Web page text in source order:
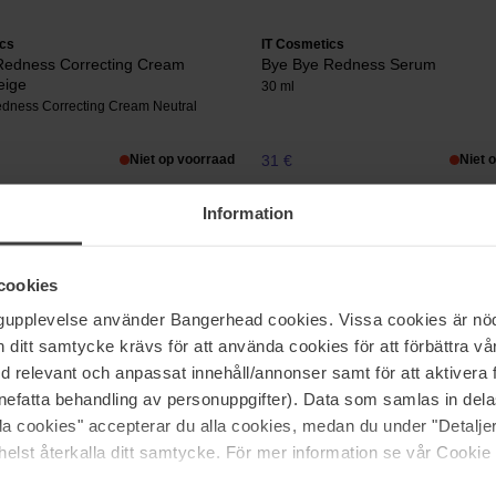
Information
använder Bangerhead cookies. Vissa cookies är
ditt samtycke krävs för att använda cookies för att förbättra
relevant och anpassat innehåll/annonser samt för att aktivera
behandling av personuppgifter). Data som samlas in
cookies" accepterar du alla cookies, medan du under
återkalla ditt samtycke. För mer information se vår
Correcting Cream
Correcting Cream Neutral
Niet op voorraad
IT Cosmetics
Bye Bye Redness Serum
30 ml
31 € Niet
Pagina 1 van 5 Volgende